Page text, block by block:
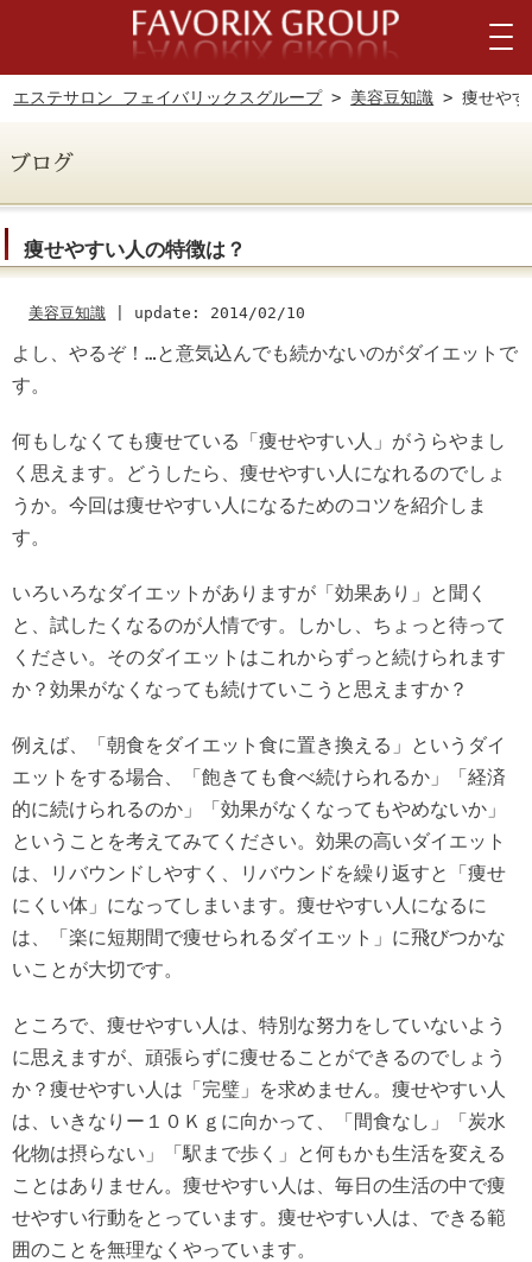
エステサロン フェイバリックスグループ> 美容豆知識 > 痩せやす
痩せやすい人の特徴は？
美容豆知識 update: 2014/02/10
よし、やるぞ！…と意気込んでも続かないのがダイエットで
す。
何もしなくても痩せている「痩せやすい人」がうらやまし
く思えます。どうしたら、痩せやすい人になれるのでしょ
うか。今回は痩せやすい人になるためのコツを紹介しま
す。
いろいろなダイエットがありますが「効果あり」と聞く
と、試したくなるのが人情です。しかし、ちょっと待って
ください。そのダイエットはこれからずっと続けられます
か？効果がなくなっても続けていこうと思えますか？
例えば、「朝食をダイエット食に置き換える」というダイ
エットをする場合、「飽きても食べ続けられるか」「経済
的に続けられるのか」「効果がなくなってもやめないか」
ということを考えてみてください。効果の高いダイエット
は、リバウンドしやすく、リバウンドを繰り返すと「痩せ
にくい体」になってしまいます。痩せやすい人になるに
は、「楽に短期間で痩せられるダイエット」に飛びつかな
いことが大切です。
ところで、痩せやすい人は、特別な努力をしていないよう
に思えますが、頑張らずに痩せることができるのでしょう
か？痩せやすい人は「完璧」を求めません。痩せやすい人
は、いきなりー１０Ｋｇに向かって、「間食なし」「炭水
化物は摂らない」「駅まで歩く」と何もかも生活を変える
ことはありません。痩せやすい人は、毎日の生活の中で痩
せやすい行動をとっています。痩せやすい人は、できる範
囲のことを無理なくやっています。